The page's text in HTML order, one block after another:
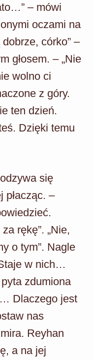
– mówi
oczami na
córko” –
głosem. – „Nie
wolno ci
z góry.
ten dzień.
Dzięki temu
się
płacząc. –
rękę”. „Nie,
o tym”. Nagle
w nich…
zdumiona
Dlaczego jest
nas
Reyhan
a na jej